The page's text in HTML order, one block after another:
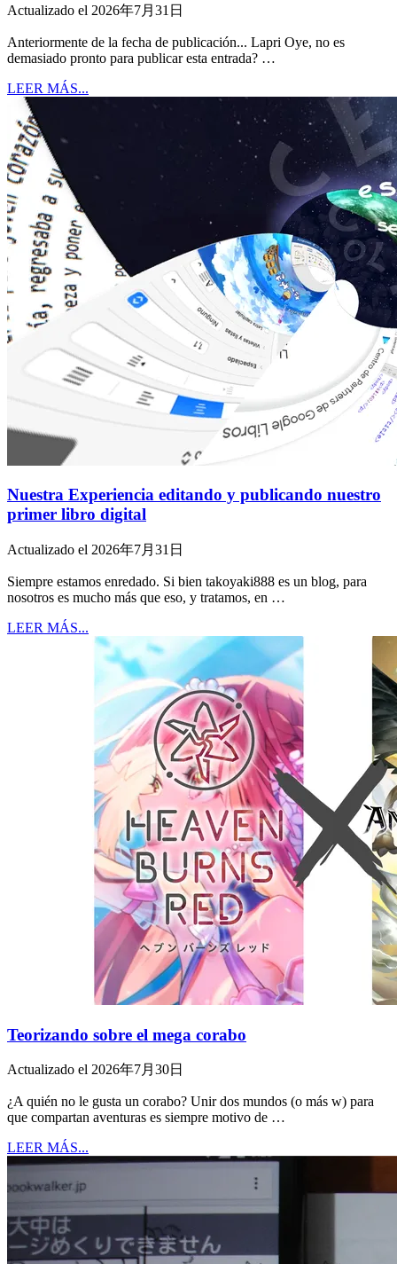
Actualizado el 2026年7月31日
Anteriormente de la fecha de publicación... Lapri Oye, no es
demasiado pronto para publicar esta entrada? …
LEER MÁS...
Nuestra Experiencia editando y publicando nuestro
primer libro digital
Actualizado el 2026年7月31日
Siempre estamos enredado. Si bien takoyaki888 es un blog, para
nosotros es mucho más que eso, y tratamos, en …
LEER MÁS...
Teorizando sobre el mega corabo
Actualizado el 2026年7月30日
¿A quién no le gusta un corabo? Unir dos mundos (o más w) para
que compartan aventuras es siempre motivo de …
LEER MÁS...